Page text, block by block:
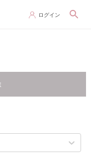
ログイン